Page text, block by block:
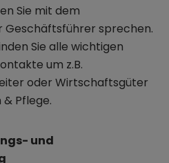
Sie mit dem
Geschäftsführer sprechen.
Sie alle wichtigen
um z.B.
oder Wirtschaftsgüter
Pflege.
und